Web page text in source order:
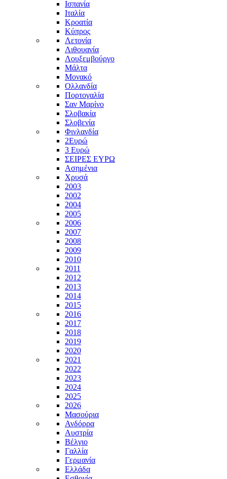
Ισπανία
Ιταλία
Κροατία
Κύπρος
Λετονία
Λιθουανία
Λουξεμβούργο
Μάλτα
Μονακό
Ολλανδία
Πορτογαλία
Σαν Μαρίνο
Σλοβακία
Σλοβενία
Φινλανδία
2Ευρώ
3 Ευρώ
ΣΕΙΡΕΣ ΕΥΡΩ
Ασημένια
Χρυσά
2003
2002
2004
2005
2006
2007
2008
2009
2010
2011
2012
2013
2014
2015
2016
2017
2018
2019
2020
2021
2022
2023
2024
2025
2026
Μασούρια
Ανδόρρα
Αυστρία
Βέλγιο
Γαλλία
Γερμανία
Ελλάδα